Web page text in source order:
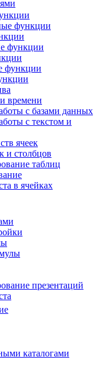
функции
функции
функции
времени
с базами данных
с текстом и
ячеек
и столбцов
таблиц
в ячейках
презентаций
каталогами